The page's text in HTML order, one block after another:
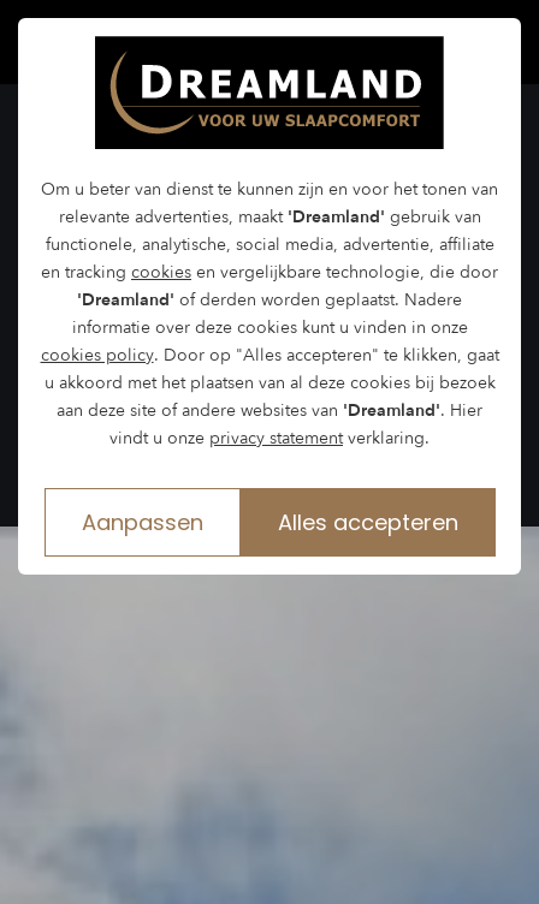
Om u beter van dienst te kunnen zijn en voor het tonen van
relevante advertenties, maakt 'Dreamland' gebruik van
functionele, analytische, social media, advertentie, affiliate
en tracking cookies en vergelijkbare technologie, die door
'Dreamland' of derden worden geplaatst. Nadere
informatie over deze cookies kunt u vinden in onze
cookies policy. Door op "Alles accepteren" te klikken, gaat
u akkoord met het plaatsen van al deze cookies bij bezoek
aan deze site of andere websites van 'Dreamland'. Hier
vindt u onze privacy statementverklaring.
Aanpassen Alles accepteren
Geschied­enis van Dream­
land
In 40 jaar zijn we uitgegroeid tot dé
beddenspeciaalzaak van Oosterhout en
omstreken.
Lees hier hoe het allemaal begonnen is.